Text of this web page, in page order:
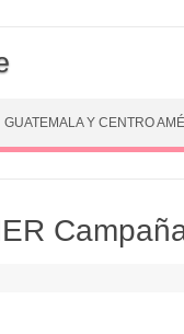
GUATEMALA Y CENTRO